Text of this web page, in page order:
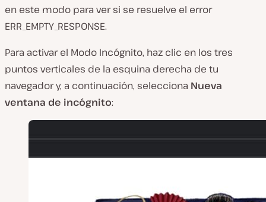
en este modo para ver si se resuelve el error
ERR_EMPTY_RESPONSE.
Para activar el Modo Incógnito, haz clic en los tres
puntos verticales de la esquina derecha de tu
navegador y, a continuación, selecciona Nueva
ventana de incógnito: